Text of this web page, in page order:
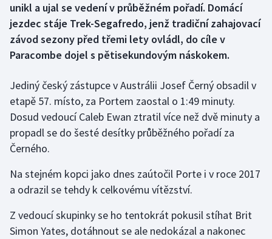
Futsal
Házená
Jezdectví
Krasobruslení
Lezení
unikl a ujal se vedení v průběžném pořadí. Domácí
jezdec stáje Trek-Segafredo, jenž tradiční zahajovací
závod sezony před třemi lety ovládl, do cíle v
Paracombe dojel s pětisekundovým náskokem.
Jediný český zástupce v Austrálii Josef Černý obsadil v
etapě 57. místo, za Portem zaostal o 1:49 minuty.
Dosud vedoucí Caleb Ewan ztratil více než dvě minuty a
propadl se do šesté desítky průběžného pořadí za
Černého.
Na stejném kopci jako dnes zaútočil Porte i v roce 2017
a odrazil se tehdy k celkovému vítězství.
Z vedoucí skupinky se ho tentokrát pokusil stíhat Brit
Simon Yates, dotáhnout se ale nedokázal a nakonec